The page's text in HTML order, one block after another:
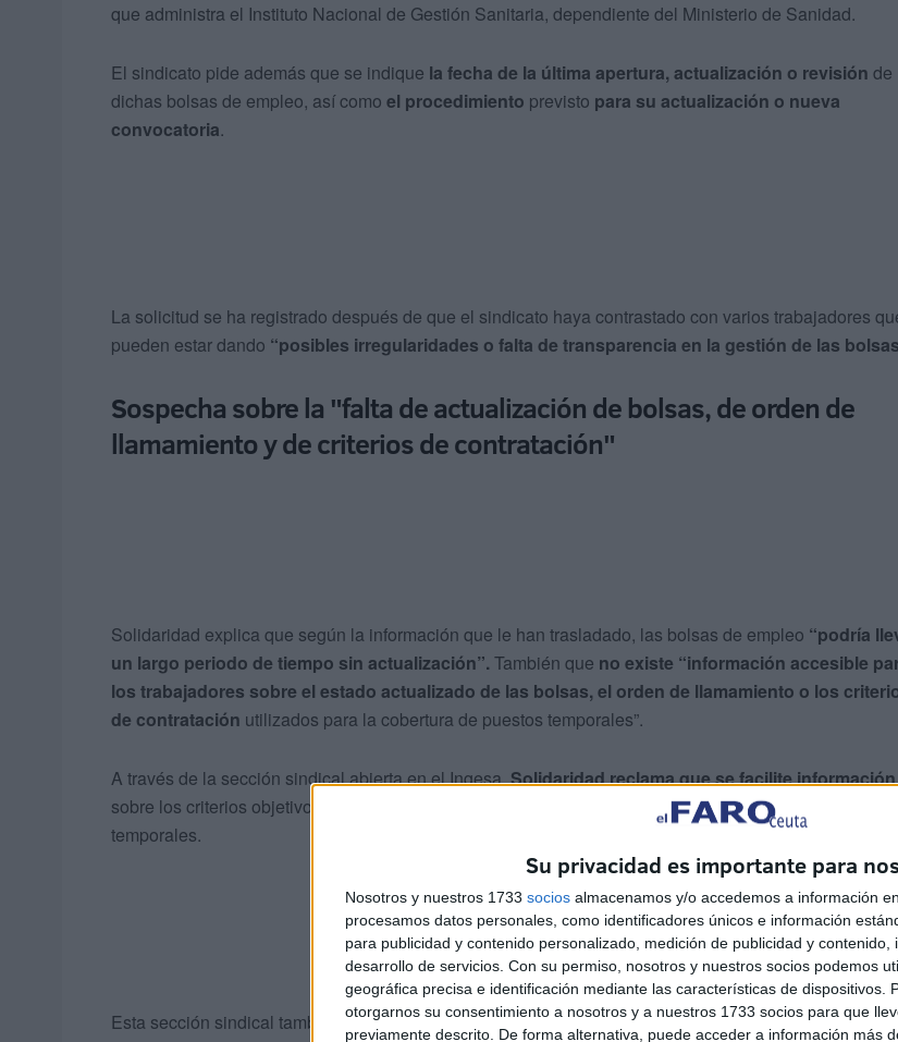
Su privacidad es importante para
Nosotros y nuestros 1733 socios almacenamos y/o accedemos a información
procesamos datos personales, como identificadores únicos e información
para publicidad y contenido personalizado, medición de publicidad y contenido,
desarrollo de servicios. Con su permiso, nosotros y nuestros socios podemos
geográfica precisa e identificación mediante las características de dispositivos.
otorgarnos su consentimiento a nosotros y a nuestros 1733 socios para que
previamente descrito. De forma alternativa, puede acceder a información más
que administra el Instituto Nacional de Gestión Sanitaria, dependiente del Ministerio de Sanidad.
El sindicato pide además que se indique la fecha de la última apertura, actualización o revisión de
dichas bolsas de empleo, así como el procedimiento previsto para su actualización o nueva
convocatoria.
La solicitud se ha registrado después de que el sindicato haya contrastado con varios trabajadores
pueden estar dando “posibles irregularidades o falta de transparencia en la gestión de las
Sospecha sobre la "falta de actualización de bolsas, de orden de
llamamiento y de criterios de contratación"
Solidaridad explica que según la información que le han trasladado, las bolsas de empleo “podría
un largo periodo de tiempo sin actualización”. También que no existe “información accesible
los trabajadores sobre el estado actualizado de las bolsas, el orden de llamamiento o los
de contratación utilizados para la cobertura de puestos temporales”.
A través de la sección sindical abierta en el Ingesa,Solidaridad reclama que se facilite información
sobre los criterios objetivos utilizados para la realización de llamamientos y la cobertura de contratos
temporales.
Esta sección sindical también insta a Ingesa a informar sobre la "existencia de listados actualizados